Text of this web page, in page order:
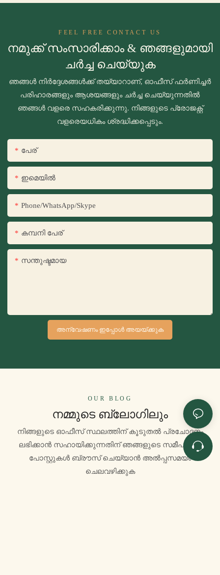
FEEL FREE CONTACT US
നമുക്ക് സംസാരിക്കാം & ഞങ്ങളുമായി
ചർച്ച ചെയ്യുക
ഞങ്ങൾ നിർദ്ദേശങ്ങൾക്ക് തയ്യാറാണ്, ഓഫീസ് ഫർണിച്ചർ
പരിഹാരങ്ങളും ആശയങ്ങളും ചർച്ച ചെയ്യുന്നതിൽ
ഞങ്ങൾ വളരെ സഹകരിക്കുന്നു. നിങ്ങളുടെ പ്രോജക്റ്റ്
വളരെയധികം ശ്രദ്ധിക്കപ്പെടും.
പേര്
ഇമെയിൽ
Phone/WhatsApp/Skype
കമ്പനി പേര്
സന്തുഷ്ടമായ
അന്വേഷണം ഇപ്പോൾ അയയ്ക്കുക
OUR BLOG
നമ്മുടെ ബ്ലോഗിലും
നിങ്ങളുടെ ഓഫീസ് സ്ഥലത്തിന് കൂടുതൽ പ്രചോദനം
ലഭിക്കാൻ സഹായിക്കുന്നതിന് ഞങ്ങളുടെ സമീപകാല
പോസ്റ്റുകൾ ബ്രൗസ് ചെയ്യാൻ അൽപ്പസമയം
ചെലവഴിക്കുക